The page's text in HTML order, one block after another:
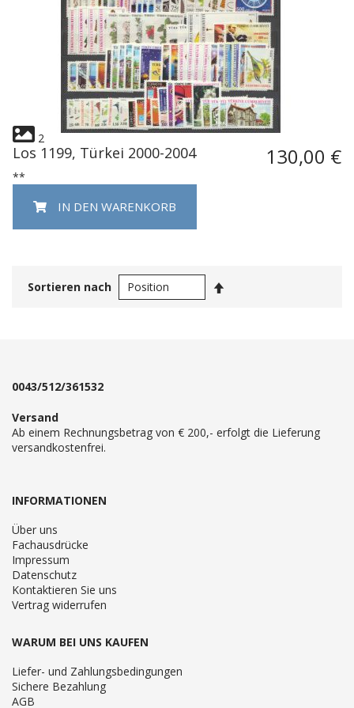
2
Los 1199, Türkei 2000-2004 130,00 €
**
IN DEN WARENKORB
Sortieren nach
0043/512/361532
Versand
Ab einem Rechnungsbetrag von € 200,- erfolgt die Lieferung
versandkostenfrei.
INFORMATIONEN
Über uns
Fachausdrücke
Impressum
Datenschutz
Kontaktieren Sie uns
Vertrag widerrufen
WARUM BEI UNS KAUFEN
Liefer- und Zahlungsbedingungen
Sichere Bezahlung
AGB